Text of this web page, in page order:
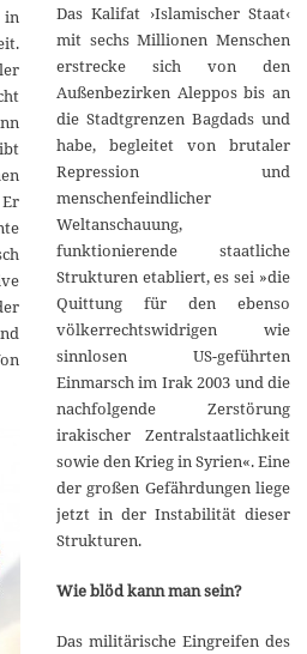
Das Kalifat ›Islamischer Staat‹
mit sechs Millionen Menschen
erstrecke sich von den
Außenbezirken Aleppos bis an
die Stadtgrenzen Bagdads und
habe, begleitet von brutaler
Repression und
menschenfeindlicher
Weltanschauung,
funktionierende staatliche
Strukturen etabliert, es sei »die
Quittung für den ebenso
völkerrechtswidrigen wie
sinnlosen US-geführten
Einmarsch im Irak 2003 und die
nachfolgende Zerstörung
irakischer Zentralstaatlichkeit
sowie den Krieg in Syrien«. Eine
der großen Gefährdungen liege
jetzt in der Instabilität dieser
Strukturen.
Wie blöd kann man sein?
Das militärische Eingreifen des